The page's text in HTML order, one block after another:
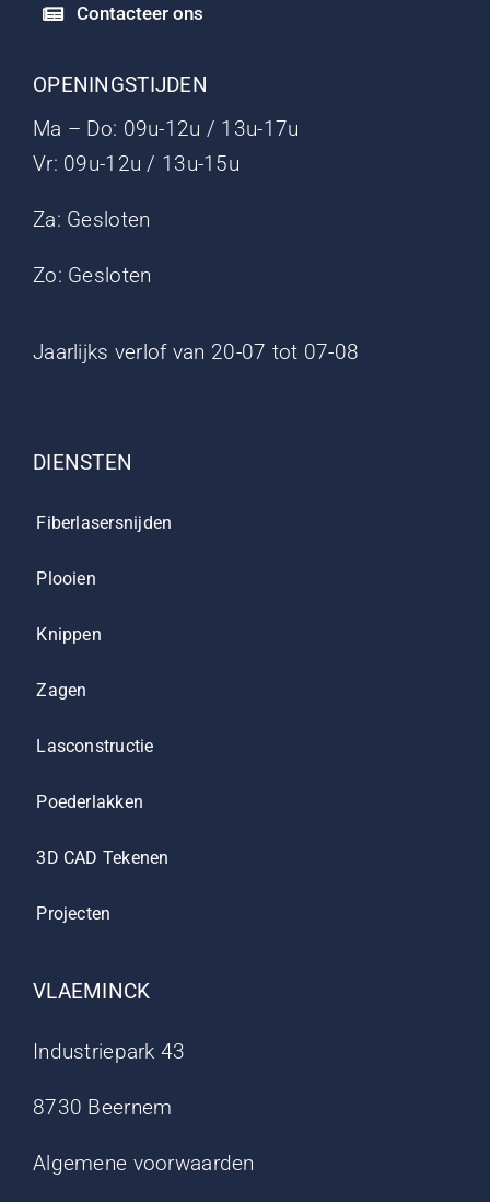
Contacteer ons
OPENINGSTIJDEN
Ma – Do: 09u-12u / 13u-17u
Vr: 09u-12u / 13u-15u
Za: Gesloten
Zo: Gesloten
Jaarlijks verlof van 20-07 tot 07-08
DIENSTEN
Fiberlasersnijden
Plooien
Knippen
Zagen
Lasconstructie
Poederlakken
3D CAD Tekenen
Projecten
VLAEMINCK
Industriepark 43
8730 Beernem
Algemene voorwaarden